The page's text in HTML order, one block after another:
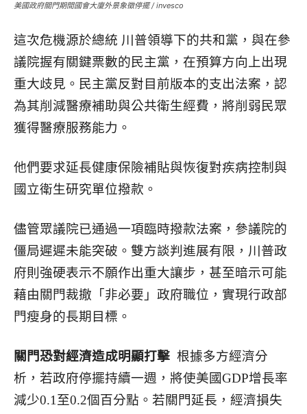
美國政府關門期間國會大廈外景象徵停擺 / invesco
這次危機源於總統 川普領導下的共和黨，與在參
議院握有關鍵票數的民主黨，在預算方向上出現
重大歧見。民主黨反對目前版本的支出法案，認
為其削減醫療補助與公共衛生經費，將削弱民眾
獲得醫療服務能力。
他們要求延長健康保險補貼與恢復對疾病控制與
國立衛生研究單位撥款。
儘管眾議院已通過一項臨時撥款法案，參議院的
僵局遲遲未能突破。雙方談判進展有限，川普政
府則強硬表示不願作出重大讓步，甚至暗示可能
藉由關門裁撤「非必要」政府職位，實現行政部
門瘦身的長期目標。
關門恐對經濟造成明顯打擊 根據多方經濟分
析，若政府停擺持續一週，將使美國GDP增長率
減少0.1至0.2個百分點。若關門延長，經濟損失